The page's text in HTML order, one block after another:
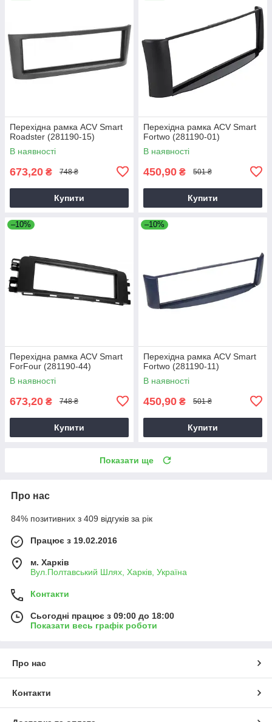
Перехідна рамка ACV Smart
Roadster (281190-15)
В наявності
673,20 ₴ 748 ₴
Купити
Перехідна рамка ACV Smart
Fortwo (281190-01)
В наявності
450,90 ₴ 501 ₴
Купити
–10%
Перехідна рамка ACV Smart
ForFour (281190-44)
В наявності
673,20 ₴ 748 ₴
Купити
–10%
Перехідна рамка ACV Smart
Fortwo (281190-11)
В наявності
450,90 ₴ 501 ₴
Купити
Показати ще
Про нас
84% позитивних з 409 відгуків за рік
Працює з 19.02.2016
м. Харків
Вул.Полтавський Шлях, Харків, Україна
Контакти
Сьогодні працює з 09:00 до 18:00
Показати весь графік роботи
Про нас
Контакти